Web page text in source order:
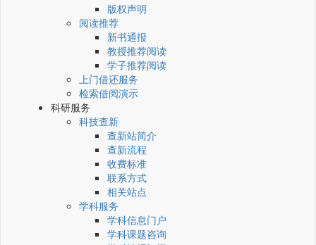
版权声明
阅读推荐
新书通报
教授推荐阅读
学子推荐阅读
上门借还服务
检索借阅演示
科研服务
科技查新
查新站简介
查新流程
收费标准
联系方式
相关站点
学科服务
学科信息门户
学科课题咨询